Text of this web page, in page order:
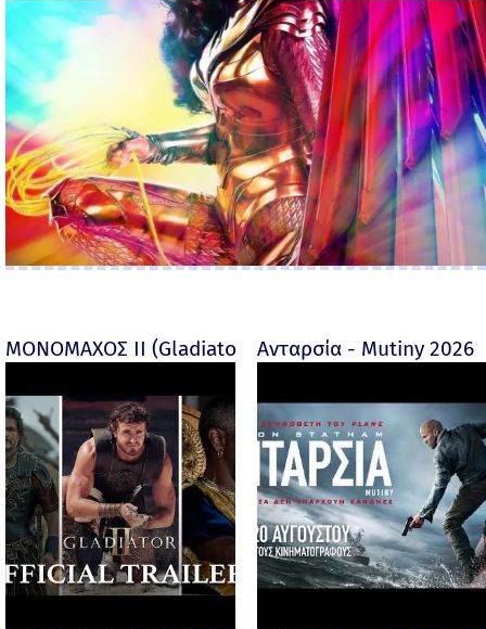
ΜΟΝΟΜΑΧΟΣ ΙΙ (Gladiator II) -Ανταρσία - Mutiny 2026